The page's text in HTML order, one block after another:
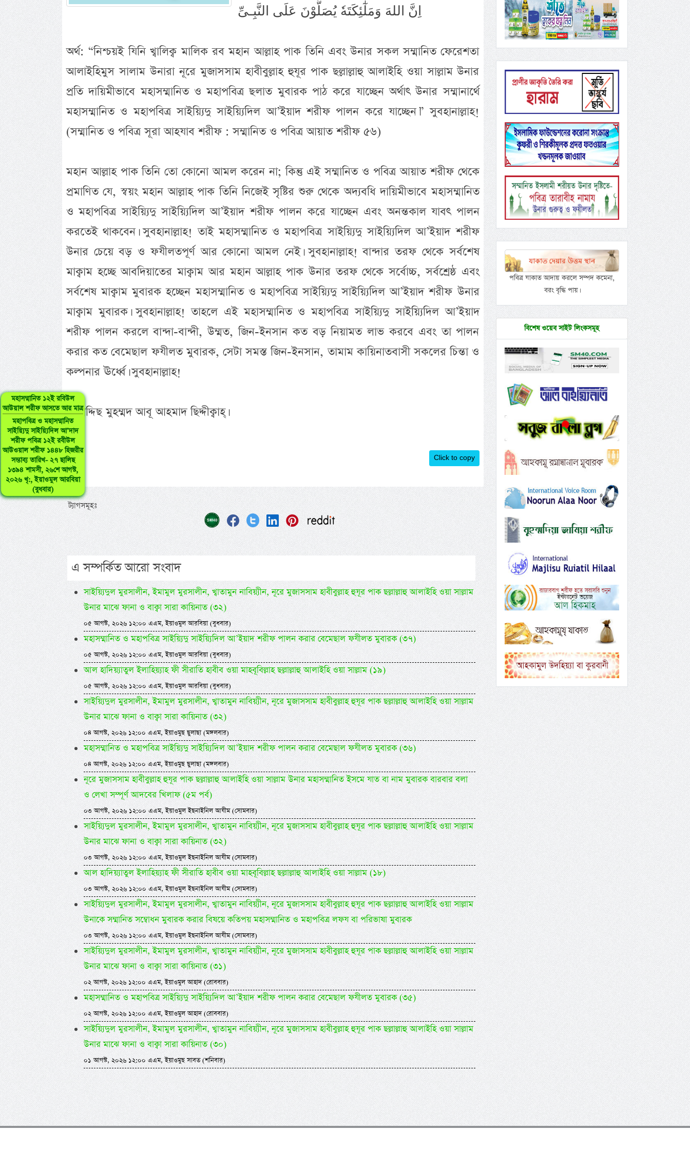
মহাসম্মানিত ১২ই রবিউল
আউয়াল শরীফ আসতে আর মাত্র
মহাপবিত্র ও মহাসম্মানিত
সাইয়্যিদু সাইয়্যিদিল আ’দাদ
শরীফ পবিত্র ১২ই রবীউল
আউওয়াল শরীফ ১৪৪৮ হিজরীর
সম্ভাব্য তারিখ- ২৭ ছালিছ
১৩৯৪ শামসী, ২৬শে আগস্ট,
২০২৬ খৃ:, ইয়াওমুল আরবিয়া
(বুধবার)
اِنَّ اللهَ وَمَلٰٓئِكَتَهٗ يُصَلُّوْنَ عَلَى النَّبِـىِّ
অর্থ: “নিশ্চয়ই যিনি খ্বালিক্ব মালিক রব মহান আল্লাহ পাক তিনি এবং উনার সকল সম্মানিত ফেরেশতা
আলাইহিমুস সালাম উনারা নূরে মুজাসসাম হাবীবুল্লাহ হুযূর পাক ছল্লাল্লাহু আলাইহি ওয়া সাল্লাম উনার
প্রতি দায়িমীভাবে মহাসম্মানিত ও মহাপবিত্র ছলাত মুবারক পাঠ করে যাচ্ছেন অর্থাৎ উনার সম্মানার্থে
মহাসম্মানিত ও মহাপবিত্র সাইয়্যিদু সাইয়্যিদিল আ’ইয়াদ শরীফ পালন করে যাচ্ছেন।” সুবহানাল্লাহ!
(সম্মানিত ও পবিত্র সূরা আহযাব শরীফ : সম্মানিত ও পবিত্র আয়াত শরীফ ৫৬)
মহান আল্লাহ পাক তিনি তো কোনো আমল করেন না; কিন্তু এই সম্মানিত ও পবিত্র আয়াত শরীফ থেকে
প্রমাণিত যে, স্বয়ং মহান আল্লাহ পাক তিনি নিজেই সৃষ্টির শুরু থেকে অদ্যবধি দায়িমীভাবে মহাসম্মানিত
ও মহাপবিত্র সাইয়্যিদু সাইয়্যিদিল আ’ইয়াদ শরীফ পালন করে যাচ্ছেন এবং অনন্তকাল যাবৎ পালন
করতেই থাকবেন। সুবহানাল্লাহ! তাই মহাসম্মানিত ও মহাপবিত্র সাইয়্যিদু সাইয়্যিদিল আ’ইয়াদ শরীফ
উনার চেয়ে বড় ও ফযীলতপূর্ণ আর কোনো আমল নেই। সুবহানাল্লাহ! বান্দার তরফ থেকে সর্বশেষ
মাক্বাম হচ্ছে আবদিয়াতের মাক্বাম আর মহান আল্লাহ পাক উনার তরফ থেকে সর্বোচ্চ, সর্বশ্রেষ্ঠ এবং
সর্বশেষ মাক্বাম মুবারক হচ্ছেন মহাসম্মানিত ও মহাপবিত্র সাইয়্যিদু সাইয়্যিদিল আ’ইয়াদ শরীফ উনার
মাক্বাম মুবারক। সুবহানাল্লাহ! তাহলে এই মহাসম্মানিত ও মহাপবিত্র সাইয়্যিদু সাইয়্যিদিল আ’ইয়াদ
শরীফ পালন করলে বান্দা-বান্দী, উম্মত, জিন-ইনসান কত বড় নিয়ামত লাভ করবে এবং তা পালন
করার কত বেমেছাল ফযীলত মুবারক, সেটা সমস্ত জিন-ইনসান, তামাম কায়িনাতবাসী সকলের চিন্তা ও
কল্পনার ঊর্ধ্বে। সুবহানাল্লাহ!
-মুহাদ্দিছ মুহম্মদ আবূ আহমাদ ছিদ্দীক্বাহ্।
Click to copy
ট্যাগসমূহঃ
এ সম্পর্কিত আরো সংবাদ
সাইয়্যিদুল মুরসালীন, ইমামুল মুরসালীন, খ্বাতামুন নাবিয়্যীন, নূরে মুজাসসাম হাবীবুল্লাহ হুযূর পাক ছল্লাল্লাহু আলাইহি ওয়া সাল্লাম
উনার মাঝে ফানা ও বাক্বা সারা কায়িনাত (৩২)
০৫ আগস্ট, ২০২৬ ১২:০০ এএম, ইয়াওমুল আরবিয়া (বুধবার)
মহাসম্মানিত ও মহাপবিত্র সাইয়্যিদু সাইয়্যিদিল আ’ইয়াদ শরীফ পালন করার বেমেছাল ফযীলত মুবারক (৩৭)
০৫ আগস্ট, ২০২৬ ১২:০০ এএম, ইয়াওমুল আরবিয়া (বুধবার)
আল হাদিয়্যাতুল ইলাহিয়্যাহ ফী সীরাতি হাবীব ওয়া মাহবূবিল্লাহ ছল্লাল্লাহু আলাইহি ওয়া সাল্লাম (১৯)
০৫ আগস্ট, ২০২৬ ১২:০০ এএম, ইয়াওমুল আরবিয়া (বুধবার)
সাইয়্যিদুল মুরসালীন, ইমামুল মুরসালীন, খ্বাতামুন নাবিয়্যীন, নূরে মুজাসসাম হাবীবুল্লাহ হুযূর পাক ছল্লাল্লাহু আলাইহি ওয়া সাল্লাম
উনার মাঝে ফানা ও বাক্বা সারা কায়িনাত (৩২)
০৪ আগস্ট, ২০২৬ ১২:০০ এএম, ইয়াওমুছ ছুলাছা (মঙ্গলবার)
মহাসম্মানিত ও মহাপবিত্র সাইয়্যিদু সাইয়্যিদিল আ’ইয়াদ শরীফ পালন করার বেমেছাল ফযীলত মুবারক (৩৬)
০৪ আগস্ট, ২০২৬ ১২:০০ এএম, ইয়াওমুছ ছুলাছা (মঙ্গলবার)
নূরে মুজাসসাম হাবীবুল্লাহ হুযূর পাক ছল্লাল্লাহু আলাইহি ওয়া সাল্লাম উনার মহাসম্মানিত ইসমে যাত বা নাম মুবারক বারবার বলা
ও লেখা সম্পূর্ণ আদবের খিলাফ (৫ম পর্ব)
০৩ আগস্ট, ২০২৬ ১২:০০ এএম, ইয়াওমুল ইছনাইনিল আযীম (সোমবার)
সাইয়্যিদুল মুরসালীন, ইমামুল মুরসালীন, খ্বাতামুন নাবিয়্যীন, নূরে মুজাসসাম হাবীবুল্লাহ হুযূর পাক ছল্লাল্লাহু আলাইহি ওয়া সাল্লাম
উনার মাঝে ফানা ও বাক্বা সারা কায়িনাত (৩২)
০৩ আগস্ট, ২০২৬ ১২:০০ এএম, ইয়াওমুল ইছনাইনিল আযীম (সোমবার)
আল হাদিয়্যাতুল ইলাহিয়্যাহ ফী সীরাতি হাবীব ওয়া মাহবূবিল্লাহ ছল্লাল্লাহু আলাইহি ওয়া সাল্লাম (১৮)
০৩ আগস্ট, ২০২৬ ১২:০০ এএম, ইয়াওমুল ইছনাইনিল আযীম (সোমবার)
সাইয়্যিদুল মুরসালীন, ইমামুল মুরসালীন, খ্বাতামুন নাবিয়্যীন, নূরে মুজাসসাম হাবীবুল্লাহ হুযূর পাক ছল্লাল্লাহু আলাইহি ওয়া সাল্লাম
উনাকে সম্মানিত সম্বোধন মুবারক করার বিষয়ে কতিপয় মহাসম্মানিত ও মহাপবিত্র লফয বা পরিভাষা মুবারক
০৩ আগস্ট, ২০২৬ ১২:০০ এএম, ইয়াওমুল ইছনাইনিল আযীম (সোমবার)
সাইয়্যিদুল মুরসালীন, ইমামুল মুরসালীন, খ্বাতামুন নাবিয়্যীন, নূরে মুজাসসাম হাবীবুল্লাহ হুযূর পাক ছল্লাল্লাহু আলাইহি ওয়া সাল্লাম
উনার মাঝে ফানা ও বাক্বা সারা কায়িনাত (৩১)
০২ আগস্ট, ২০২৬ ১২:০০ এএম, ইয়াওমুল আহাদ (রোববার)
মহাসম্মানিত ও মহাপবিত্র সাইয়্যিদু সাইয়্যিদিল আ’ইয়াদ শরীফ পালন করার বেমেছাল ফযীলত মুবারক (৩৫)
০২ আগস্ট, ২০২৬ ১২:০০ এএম, ইয়াওমুল আহাদ (রোববার)
সাইয়্যিদুল মুরসালীন, ইমামুল মুরসালীন, খ্বাতামুন নাবিয়্যীন, নূরে মুজাসসাম হাবীবুল্লাহ হুযূর পাক ছল্লাল্লাহু আলাইহি ওয়া সাল্লাম
উনার মাঝে ফানা ও বাক্বা সারা কায়িনাত (৩০)
০১ আগস্ট, ২০২৬ ১২:০০ এএম, ইয়াওমুছ সাবত (শনিবার)
পবিত্র যাকাত আদায় করলে সম্পদ কমেনা,
বরং বৃদ্ধি পায়।
বিশেষ ওয়েব সাইট লিংকসমূহ